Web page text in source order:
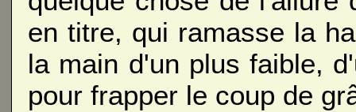
en titre, qui ramasse la
la main d'un plus faible,
pour frapper le coup de